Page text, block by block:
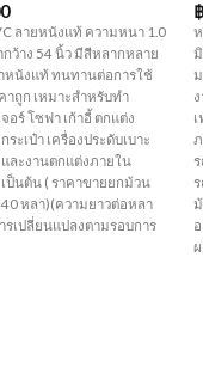
ลายหนังแท้ ความหนา 1.0
ว้าง 54 นิ้ว มีสีหลากหลาย
หนังแท้ ทนทานต่อการใช้
าถูก เหมาะสำหรับทำ
อร์ โซฟา เก้าอี้ ตกแต่ง
ระเป๋า เครื่องประดับเบาะ
ละงานตกแต่งภายใน
ป็นต้น ( ราคาขายยกม้วน
หลา)(ความยาวต่อหลา
รเปลี่ยนแปลงตามรอบการ
฿